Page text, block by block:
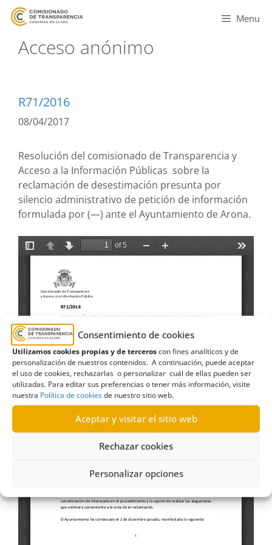
Consentimiento de cookies
Utilizamos cookies propias y de terceroscon fines analíticos y de
personalización de nuestros contenidos. A continuación, puede aceptar
el uso de cookies, rechazarlas o personalizar cuál de ellas pueden ser
utilizadas. Para editar sus preferencias o tener más información, visite
nuestra Política de cookiesde nuestro sitio web.
Aceptar y visitar el sitio web
Rechazar cookies
Personalizar opciones
Menu
Acceso anónimo
R71/2016
08/04/2017
Resolución del comisionado de Transparencia y
Acceso a la Información Públicas sobre la
reclamación de desestimación presunta por
silencio administrativo de petición de información
formulada por (—) ante el Ayuntamiento de Arona.